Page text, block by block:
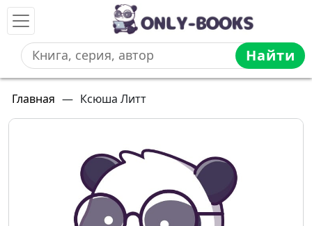
Найти
Главная — Ксюша Литт